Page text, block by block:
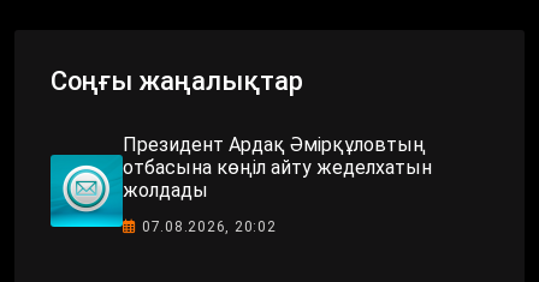
Соңғы жаңалықтар
Президент Ардақ Әмірқұловтың
отбасына көңіл айту жеделхатын
жолдады
07.08.2026, 20:02